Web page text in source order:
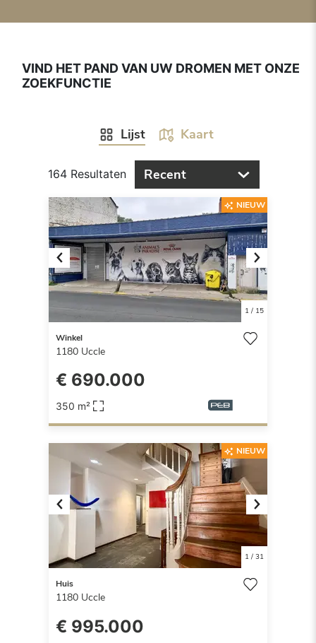
VIND HET PAND VAN UW DROMEN MET ONZE
ZOEKFUNCTIE
Lijst Kaart
164 Resultaten Recent
Previous Next
1/ 15
NIEUW
Winkel
1180 Uccle
€ 690.000
350 m²
Previous Next
1/ 31
NIEUW
Huis
1180 Uccle
€ 995.000